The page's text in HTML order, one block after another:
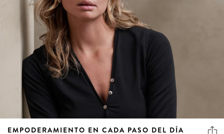
EMPODERAMIENTO EN CADA PASO DEL DÍA